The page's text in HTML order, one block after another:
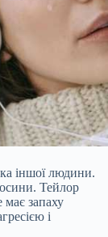
іншої людини.
Тейлор
запаху
і